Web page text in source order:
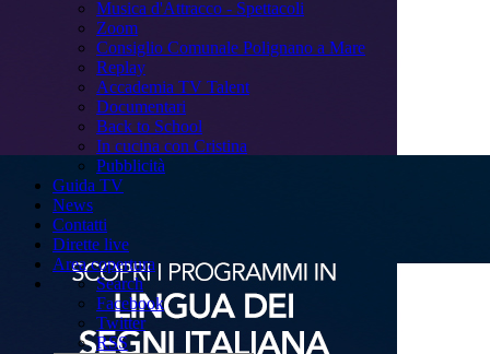
Musica d'Attracco - Spettacoli
Zoom
Consiglio Comunale Polignano a Mare
Replay
Accademia TV Talent
Documentari
Back to School
In cucina con Cristina
Pubblicità
Guida TV
News
Contatti
Dirette live
Area copertura
Search
Facebook
Twitter
RSS